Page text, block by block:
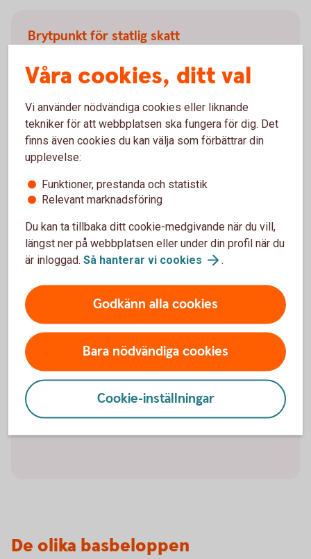
Brytpunkt för statlig skatt
För inkomståret 2025 är skiktgränsen 625 800
kronor. Skiktgränsen gäller den beskattningsbara
förvärvsinkomsten, det vill säga den inkomst du har
efter att grundavdraget har dragits bort.
För att underlätta beräkningen av hur stora inkomster
du kan ha innan den statliga inkomstskatten tas ut,
kan du utgå från den så kallade brytpunkten.
Brytpunkten är gränsen för uttag av statlig
brytpunkter. En för dig som inte har fyllt 66 år vid
årets ingång och en för dig som är 66 år vid årets
ingång.
Du som inte har fyllt 66 år vid årets ingång kan ha en
total årsinkomst på 643 100 kronor (625 800 + 17
300) innan den statliga inkomstskatten börjar tas ut.
Du som har fyllt 66 år vid årets ingång kan ha en total
årsinkomst på 733 200 kronor (625 800 + 107 400)
innan den statliga inkomstskatten tas ut. Att du som
har fyllt 66 år vid årets ingång har högre brytpunkter
beror på att grundavdraget är högre.
De olika basbeloppen
Våra cookies, ditt val
Vi använder nödvändiga cookies eller liknande
tekniker för att webbplatsen ska fungera för dig. Det
finns även cookies du kan välja som förbättrar din
upplevelse:
Funktioner, prestanda och statistik
Relevant marknadsföring
Du kan ta tillbaka ditt cookie-medgivande när du vill,
längst ner på webbplatsen eller under din profil när du
är inloggad. Så hanterar vi cookies .
Godkänn alla cookies
Bara nödvändiga cookies
Cookie-inställningar